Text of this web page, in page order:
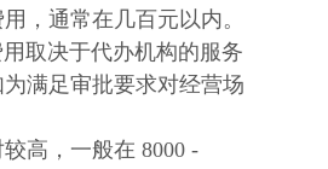
，通常在几百元以内。
取决于代办机构的服务
满足审批要求对经营场
高，一般在 8000 -